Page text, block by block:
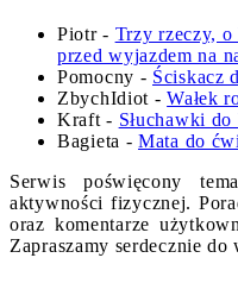
Piotr- Trzy rzeczy, o
przed wyjazdem na
Pomocny - Ściskacz
ZbychIdiot -Wałek
Kraft - Słuchawki do
Bagieta -Mata do
Serwis poświęcony
aktywności fizycznej.
oraz komentarze
Zapraszamy serdecznie